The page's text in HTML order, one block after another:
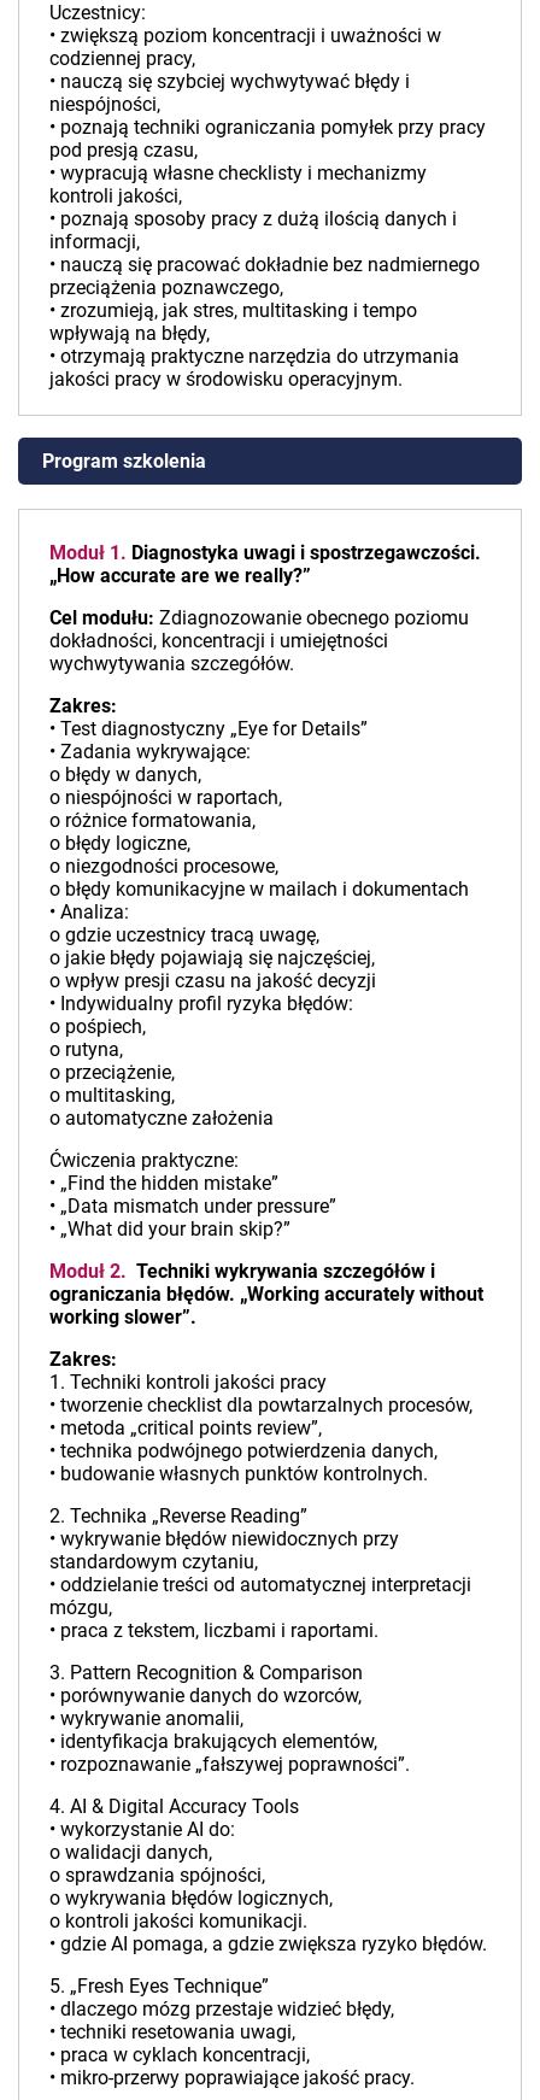
Uczestnicy:
• zwiększą poziom koncentracji i uważności w
codziennej pracy,
• nauczą się szybciej wychwytywać błędy i
niespójności,
• poznają techniki ograniczania pomyłek przy pracy
pod presją czasu,
• wypracują własne checklisty i mechanizmy
kontroli jakości,
• poznają sposoby pracy z dużą ilością danych i
informacji,
• nauczą się pracować dokładnie bez nadmiernego
przeciążenia poznawczego,
• zrozumieją, jak stres, multitasking i tempo
wpływają na błędy,
• otrzymają praktyczne narzędzia do utrzymania
jakości pracy w środowisku operacyjnym.
Program szkolenia
Moduł 1. Diagnostyka uwagi i spostrzegawczości.
„How accurate are we really?”
Cel modułu: Zdiagnozowanie obecnego poziomu
dokładności, koncentracji i umiejętności
wychwytywania szczegółów.
Zakres:
• Test diagnostyczny „Eye for Details”
• Zadania wykrywające:
o błędy w danych,
o niespójności w raportach,
o różnice formatowania,
o błędy logiczne,
o niezgodności procesowe,
o błędy komunikacyjne w mailach i dokumentach
• Analiza:
o gdzie uczestnicy tracą uwagę,
o jakie błędy pojawiają się najczęściej,
o wpływ presji czasu na jakość decyzji
• Indywidualny profil ryzyka błędów:
o pośpiech,
o rutyna,
o przeciążenie,
o multitasking,
o automatyczne założenia
Ćwiczenia praktyczne:
• „Find the hidden mistake”
• „Data mismatch under pressure”
• „What did your brain skip?”
Moduł 2. Techniki wykrywania szczegółów i
ograniczania błędów. „Working accurately without
working slower”.
Zakres:
1. Techniki kontroli jakości pracy
• tworzenie checklist dla powtarzalnych procesów,
• metoda „critical points review”,
• technika podwójnego potwierdzenia danych,
• budowanie własnych punktów kontrolnych.
2. Technika „Reverse Reading”
• wykrywanie błędów niewidocznych przy
standardowym czytaniu,
• oddzielanie treści od automatycznej interpretacji
mózgu,
• praca z tekstem, liczbami i raportami.
3. Pattern Recognition & Comparison
• porównywanie danych do wzorców,
• wykrywanie anomalii,
• identyfikacja brakujących elementów,
• rozpoznawanie „fałszywej poprawności”.
4. AI & Digital Accuracy Tools
• wykorzystanie AI do:
o walidacji danych,
o sprawdzania spójności,
o wykrywania błędów logicznych,
o kontroli jakości komunikacji.
• gdzie AI pomaga, a gdzie zwiększa ryzyko błędów.
5. „Fresh Eyes Technique”
• dlaczego mózg przestaje widzieć błędy,
• techniki resetowania uwagi,
• praca w cyklach koncentracji,
• mikro-przerwy poprawiające jakość pracy.